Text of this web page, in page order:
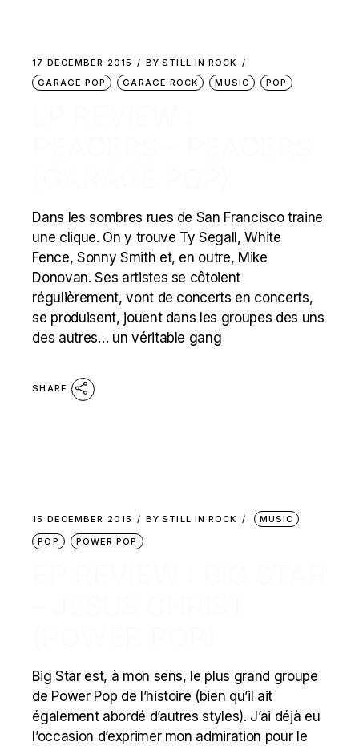
17 DECEMBER 2015 BY STILL IN ROCK
GARAGE POP
GARAGE ROCK MUSIC POP
Dans les sombres rues de San Francisco traine
une clique. On y trouve Ty Segall, White
Fence, Sonny Smith et, en outre, Mike
Donovan. Ses artistes se côtoient
régulièrement, vont de concerts en concerts,
se produisent, jouent dans les groupes des uns
des autres… un véritable gang
SHARE
15 DECEMBER 2015 BY STILL IN ROCK
MUSIC
POP
POWER POP
Big Star est, à mon sens, le plus grand groupe
de Power Pop de l’histoire (bien qu’il ait
également abordé d’autres styles). J’ai déjà eu
l’occasion d’exprimer mon admiration pour le